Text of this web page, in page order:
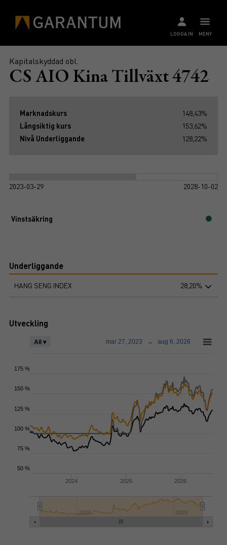
MENY
LOGGA IN
Kapitalskyddad obl.
CS AIO Kina Tillväxt 4742
Marknadskurs
148,43%
Långsiktig kurs
153,62%
Nivå Underliggande
128,22%
2023-03-29 2028-10-02
Vinstsäkring
Underliggande
HANG SENG INDEX 28,20%
Utveckling
2024 2025 2026
2024 2026
All ▾ mar 27, 2023 → aug 6, 2026
50 %
75 %
100 %
125 %
150 %
175 %